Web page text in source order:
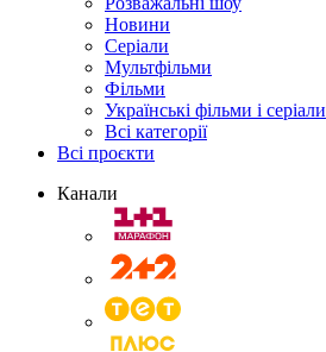
Новини
Серіали
Мультфільми
Фільми
Українські фільми і серіали
Всі категорії
Всі проєкти
Канали